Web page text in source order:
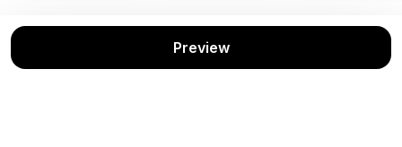
Kemahiran
Preview